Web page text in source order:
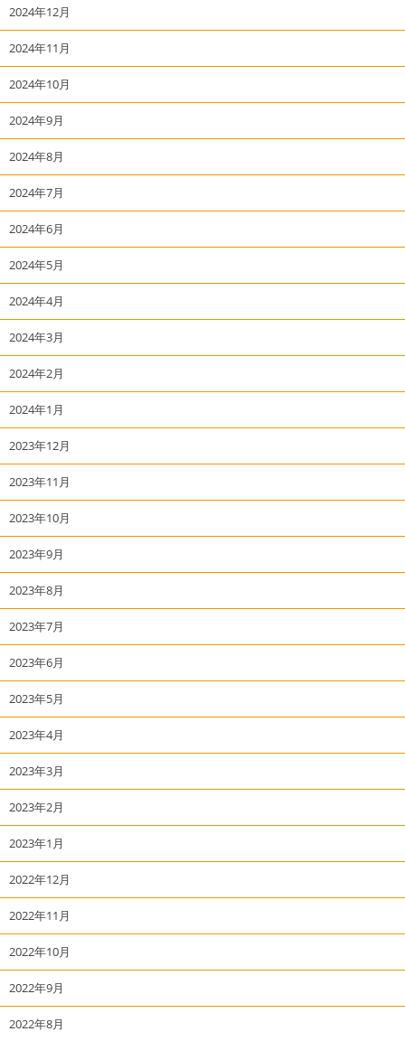
2024年12月
2024年11月
2024年10月
2024年9月
2024年8月
2024年7月
2024年6月
2024年5月
2024年4月
2024年3月
2024年2月
2024年1月
2023年12月
2023年11月
2023年10月
2023年9月
2023年8月
2023年7月
2023年6月
2023年5月
2023年4月
2023年3月
2023年2月
2023年1月
2022年12月
2022年11月
2022年10月
2022年9月
2022年8月